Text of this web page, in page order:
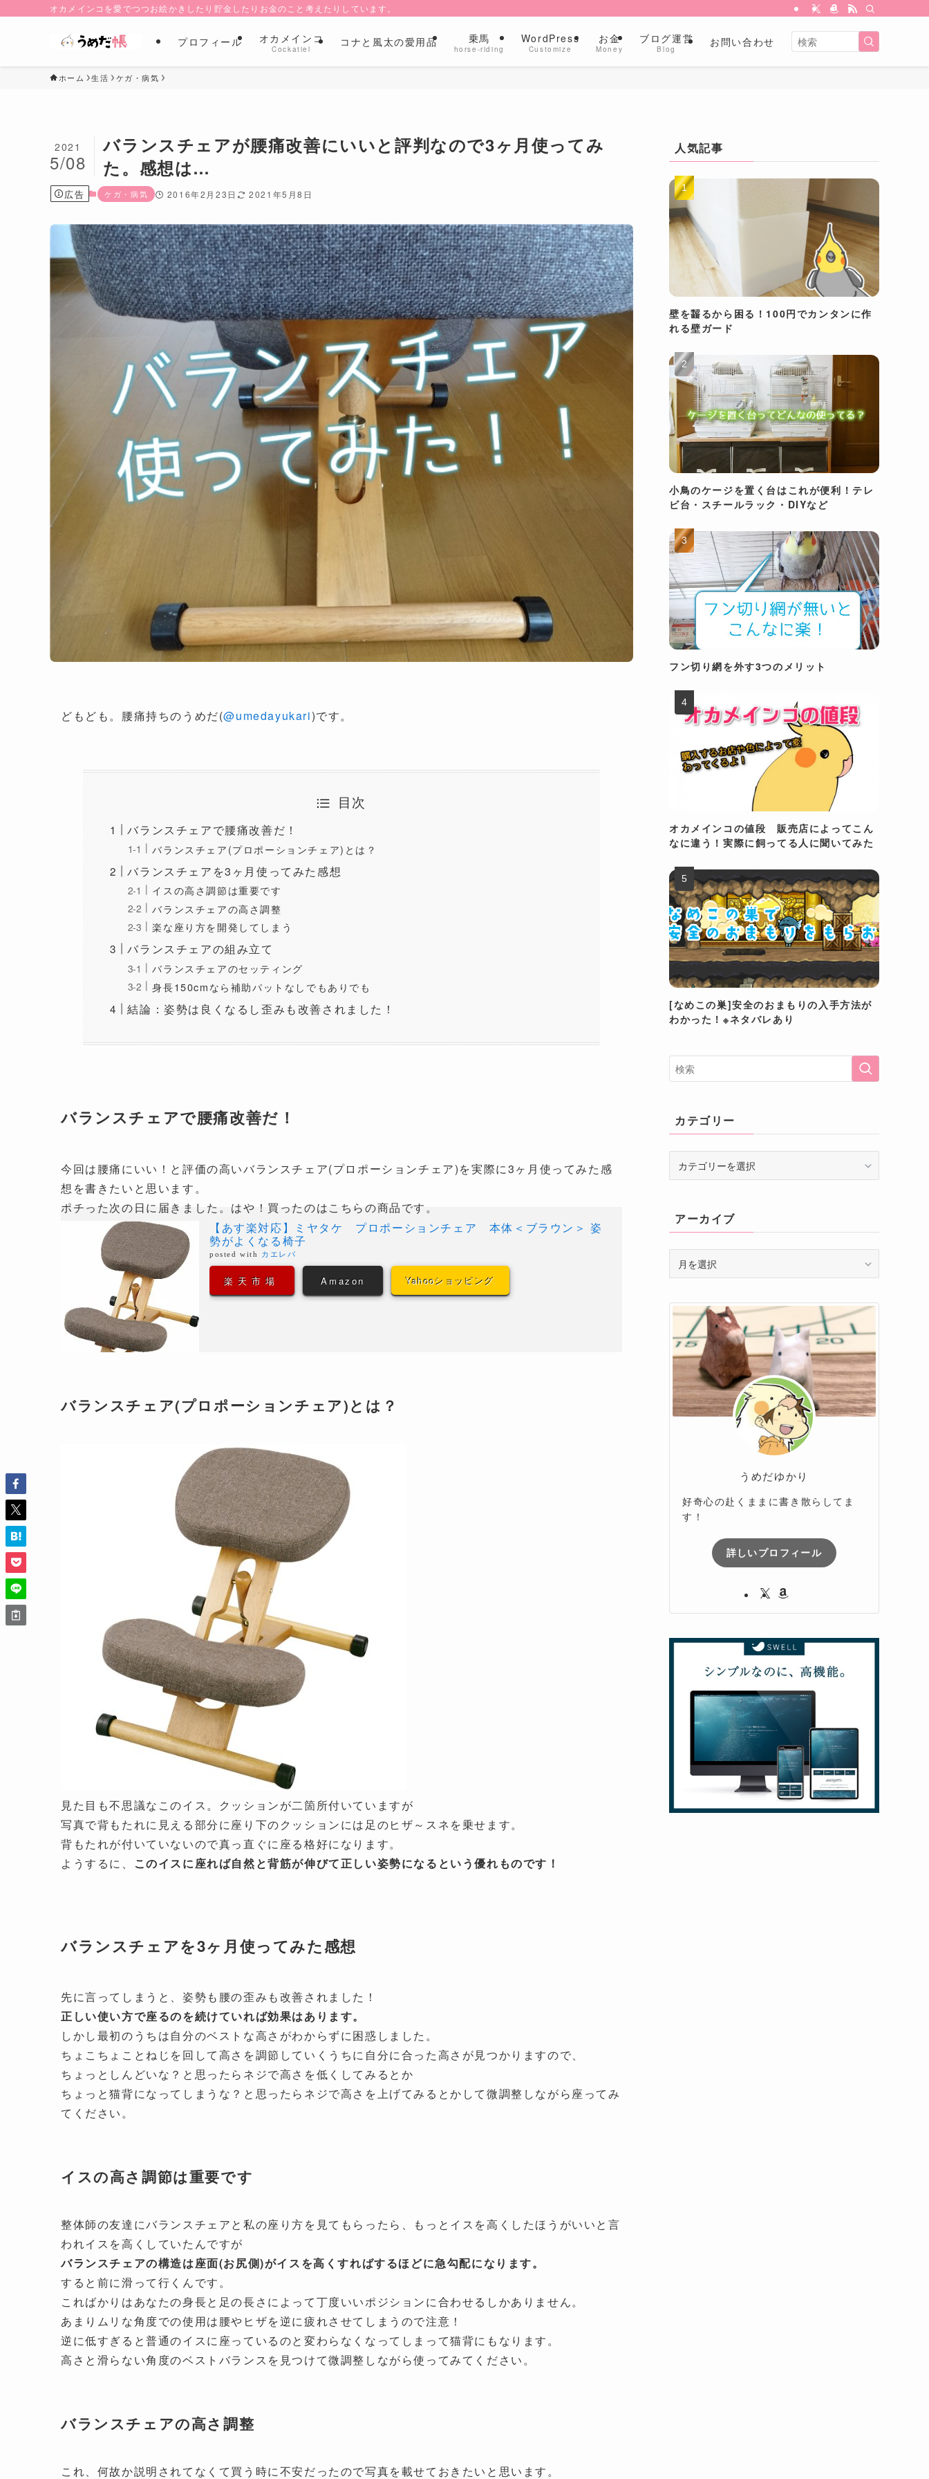
オカメインコを愛でつつお絵かきしたり貯金したりお金のこと考えたりしています。
プロフィール オカメインコ
Cockatiel
コナと風太の愛用品 乗馬
horse-riding
WordPress
Customize
お金
Money
ブログ運営
Blog
お問い合わせ
ホーム 生活 ケガ・病気
バランスチェアが腰痛改善にいいと評判なので3ヶ月使ってみ
た。感想は…
2021
5/08
広告 ケガ・病気 2016年2月23日 2021年5月8日
どもども。腰痛持ちのうめだ(@umedayukari)です。
目次
バランスチェアで腰痛改善だ！
バランスチェア(プロポーションチェア)とは？
バランスチェアを3ヶ月使ってみた感想
イスの高さ調節は重要です
バランスチェアの高さ調整
楽な座り方を開発してしまう
バランスチェアの組み立て
バランスチェアのセッティング
身長150cmなら補助パットなしでもありでも
結論：姿勢は良くなるし歪みも改善されました！
バランスチェアで腰痛改善だ！
今回は腰痛にいい！と評価の高いバランスチェア(プロポーションチェア)を実際に3ヶ月使ってみた感
想を書きたいと思います。
ポチった次の日に届きました。はや！買ったのはこちらの商品です。
【あす楽対応】ミヤタケ プロポーションチェア 本体＜ブラウン＞ 姿
勢がよくなる椅子
posted with カエレバ
楽天市場 Amazon Yahooショッピング
バランスチェア(プロポーションチェア)とは？
見た目も不思議なこのイス。クッションが二箇所付いていますが
写真で背もたれに見える部分に座り下のクッションには足のヒザ～スネを乗せます。
背もたれが付いていないので真っ直ぐに座る格好になります。
ようするに、
このイスに座れば自然と背筋が伸びて正しい姿勢になるという優れものです！
バランスチェアを3ヶ月使ってみた感想
先に言ってしまうと、姿勢も腰の歪みも改善されました！
正しい使い方で座るのを続けていれば効果はあります。
しかし最初のうちは自分のベストな高さがわからずに困惑しました。
ちょこちょことねじを回して高さを調節していくうちに自分に合った高さが見つかりますので、
ちょっとしんどいな？と思ったらネジで高さを低くしてみるとか
ちょっと猫背になってしまうな？と思ったらネジで高さを上げてみるとかして微調整しながら座ってみ
てください。
イスの高さ調節は重要です
整体師の友達にバランスチェアと私の座り方を見てもらったら、もっとイスを高くしたほうがいいと言
われイスを高くしていたんですが
バランスチェアの構造は座面(お尻側)がイスを高くすればするほどに急勾配になります。
すると前に滑って行くんです。
こればかりはあなたの身長と足の長さによって丁度いいポジションに合わせるしかありません。
あまりムリな角度での使用は腰やヒザを逆に疲れさせてしまうので注意！
逆に低すぎると普通のイスに座っているのと変わらなくなってしまって猫背にもなります。
高さと滑らない角度のベストバランスを見つけて微調整しながら使ってみてください。
バランスチェアの高さ調整
これ、何故か説明されてなくて買う時に不安だったので写真を載せておきたいと思います。
人気記事
壁を齧るから困る！100円でカンタンに作
れる壁ガード
小鳥のケージを置く台はこれが便利！テレ
ビ台・スチールラック・DIYなど
フン切り網を外す3つのメリット
オカメインコの値段 販売店によってこん
なに違う！実際に飼ってる人に聞いてみた
[なめこの巣]安全のおまもりの入手方法が
わかった！※ネタバレあり
カテゴリー
テ
ー
アーカイブ
ー
イ
ブ
うめだゆかり
好奇心の赴くままに書き散らしてま
す！
詳しいプロフィール